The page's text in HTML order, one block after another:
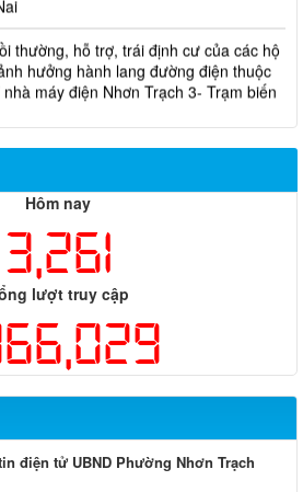
thường, hỗ trợ, trái định cư của các hộ
hưởng hành lang đường điện thuộc
máy điện Nhơn Trạch 3- Trạm biến
đất bị thu hồi thuộc dự án nâng cấp
tâm huyện Nhơn Trạch ra Quốc lộ
huyện Nhơn Trạch
Hôm nay
3,261
lượt truy cập
điện tử UBND Phường Nhơn Trạch